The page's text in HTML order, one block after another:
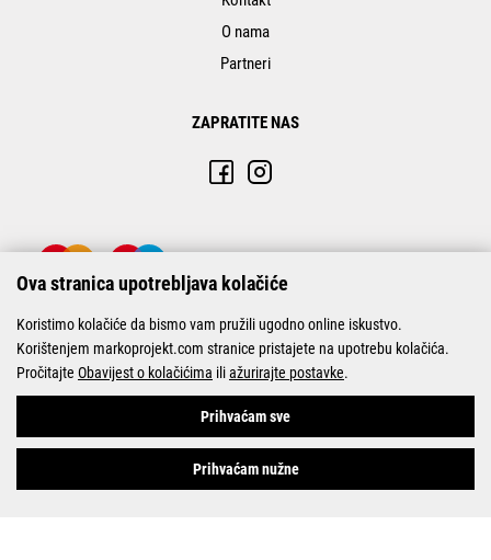
Pogledani proizvodi
O nama
Partneri
ZAPRATITE NAS
© Marko-Projekt 2026
Ova stranica upotrebljava kolačiće
Koristimo kolačiće da bismo vam pružili ugodno online iskustvo.
Korištenjem markoprojekt.com stranice pristajete na upotrebu kolačića.
Pročitajte Obavijest o kolačićima iliažurirajte postavke.
Prihvaćam sve
Prihvaćam nužne